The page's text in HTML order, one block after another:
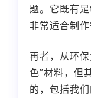
题。它既有
非常适合制
再者，从环
色”材料，但
的，包括我